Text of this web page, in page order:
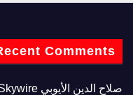
Comments
صلاح الدين الأيوبي